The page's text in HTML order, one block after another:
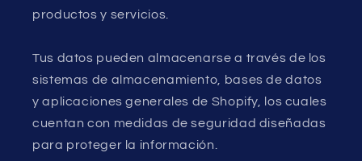
productos y servicios.
Tus datos pueden almacenarse a través de los
sistemas de almacenamiento, bases de datos
y aplicaciones generales de Shopify, los cuales
cuentan con medidas de seguridad diseñadas
para proteger la información.